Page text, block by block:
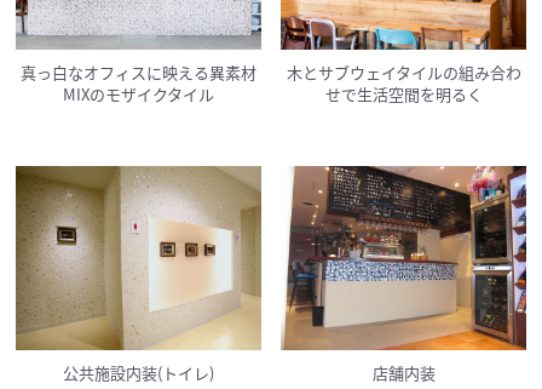
真っ白なオフィスに映える異素材
MIXのモザイクタイル
木とサブウェイタイルの組み合わ
せで生活空間を明るく
公共施設内装(トイレ) 店舗内装